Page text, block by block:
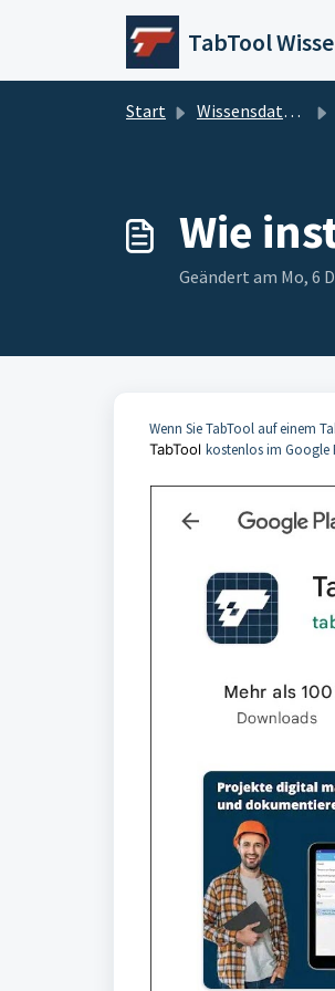
Zum hauptsächlichen Inhalt
TabTool
Start Wissensdatenbank
Wie
Geändert am Mo, 6
Wenn Sie TabTool auf einem
TabTool kostenlos im Google